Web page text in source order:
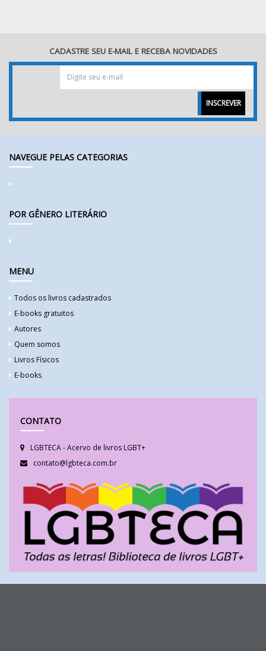
CADASTRE SEU E-MAIL E RECEBA NOVIDADES
INSCREVER
NAVEGUE PELAS CATEGORIAS
POR GÊNERO LITERÁRIO
MENU
Todos os livros cadastrados
E-books gratuitos
Autores
Quem somos
Livros Físicos
E-books
CONTATO
LGBTECA - Acervo de livros LGBT+
contato@lgbteca.com.br